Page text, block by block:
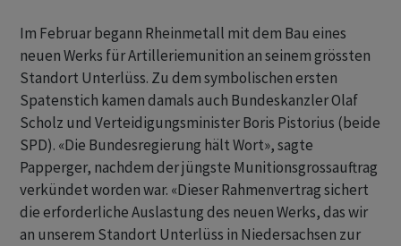
Im Februar begann Rheinmetall mit dem Bau eines
neuen Werks für Artilleriemunition an seinem grössten
Standort Unterlüss. Zu dem symbolischen ersten
Spatenstich kamen damals auch Bundeskanzler Olaf
Scholz und Verteidigungsminister Boris Pistorius (beide
SPD). «Die Bundesregierung hält Wort», sagte
Papperger, nachdem der jüngste Munitionsgrossauftrag
verkündet worden war. «Dieser Rahmenvertrag sichert
die erforderliche Auslastung des neuen Werks, das wir
an unserem Standort Unterlüss in Niedersachsen zur